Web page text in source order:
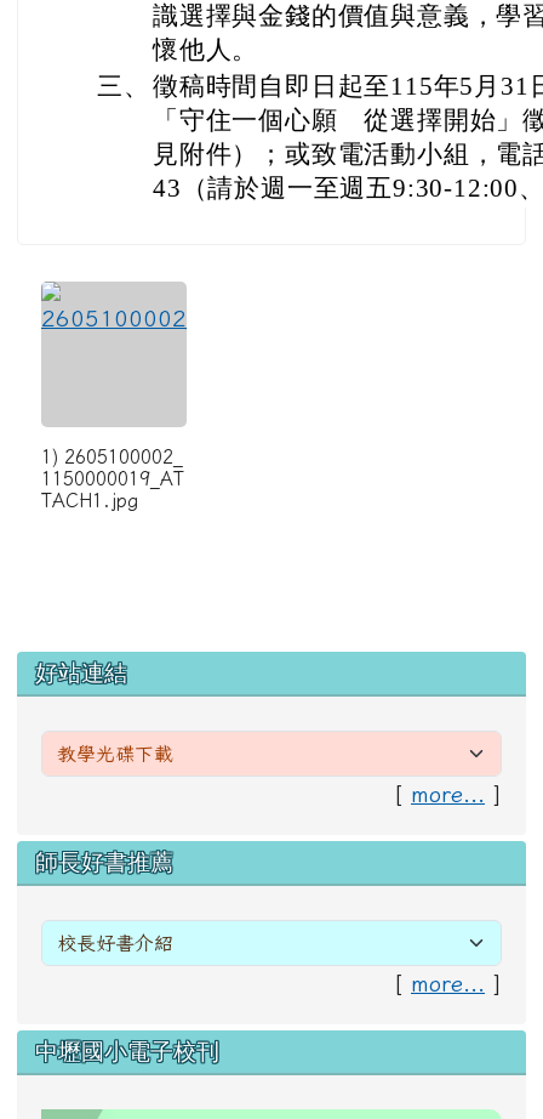
識選擇與金錢的價值與意義，學
懷他人。
三、 徵稿時間自即日起至115年5月31
「守住一個心願 從選擇開始」
見附件）；或致電活動小組，電
43（請於週一至週五9:30-12:00
1) 2605100002_
1150000019_AT
TACH1.jpg
左邊區域內容
好站連結
[ more... ]
右邊區域內容
師長好書推薦
[ more... ]
中壢國小電子校刊